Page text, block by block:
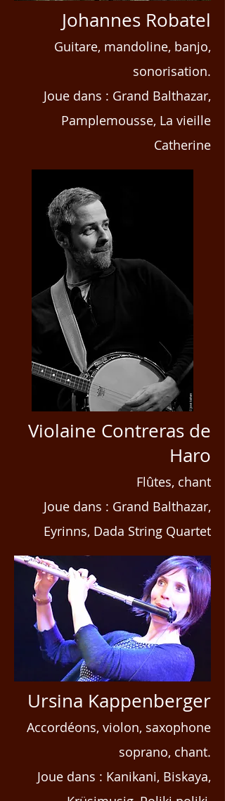
Johannes Robatel
Guitare, mandoline, banjo,
sonorisation.
Joue dans : Grand Balthazar,
Pamplemousse, La vieille
Catherine
Violaine Contreras de
Haro
Flûtes, chant
Joue dans : Grand Balthazar,
Eyrinns, Dada String Quartet
Ursina Kappenberger
Accordéons, violon, saxophone
soprano, chant.
Joue dans : Kanikani, Biskaya,